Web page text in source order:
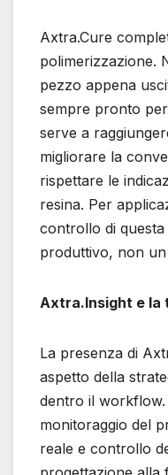
Axtra.Cure
polimerizzazione.
pezzo appena
sempre pronto
serve a
migliorare la
rispettare le
resina. Per
controllo di
produttivo, non un
Axtra.Insight e la
La presenza di
aspetto della
dentro il workflow.
monitoraggio del
reale e controllo